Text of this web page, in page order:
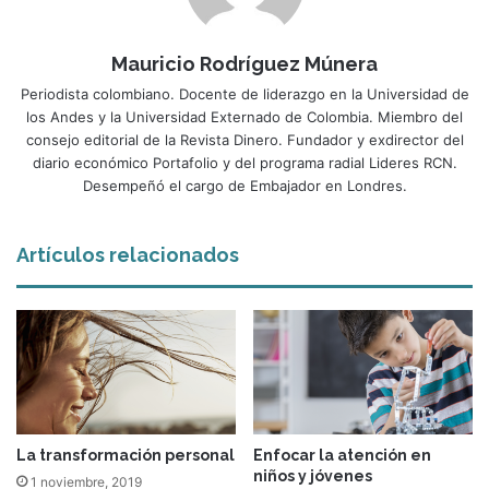
Mauricio Rodríguez Múnera
Periodista colombiano. Docente de liderazgo en la Universidad de
los Andes y la Universidad Externado de Colombia. Miembro del
consejo editorial de la Revista Dinero. Fundador y exdirector del
diario económico Portafolio y del programa radial Lideres RCN.
Desempeñó el cargo de Embajador en Londres.
Artículos relacionados
La transformación personal
1 noviembre, 2019
Enfocar la atención en
niños y jóvenes